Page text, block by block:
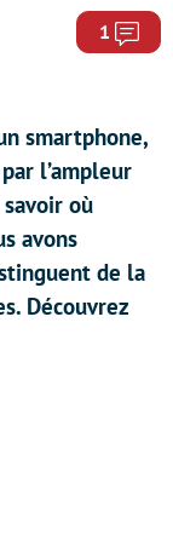
1
smartphone,
l’ampleur
où
avons
de la
Découvrez